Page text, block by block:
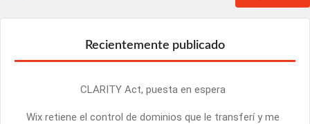
Recientemente publicado
CLARITY Act, puesta en espera
Wix retiene el control de dominios que le transferí y me